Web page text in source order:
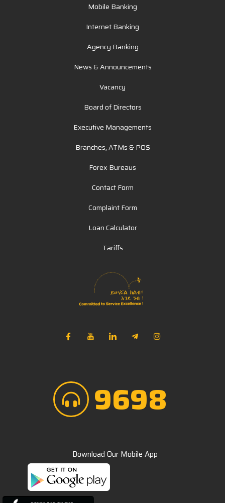
Mobile Banking
Internet Banking
Agency Banking
News & Announcements
Vacancy
Board of Directors
Executive Managements
Branches, ATMs & POS
Forex Bureaus
Contact Form
Complaint Form
Loan Calculator
Tariffs
9698
Download Our Mobile App